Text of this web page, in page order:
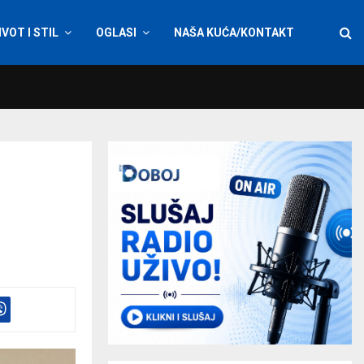
I STIL OGLASI NAŠA KUĆA/KONTAKT